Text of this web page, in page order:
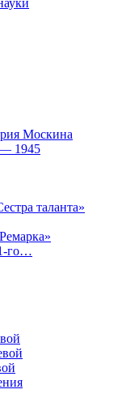
Москина
— 1945
таланта»
го…